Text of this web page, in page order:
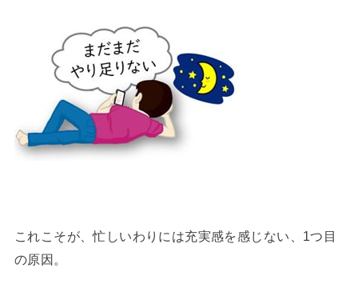
これこそが、忙しいわりには充実感を感じない、1つ目
の原因。